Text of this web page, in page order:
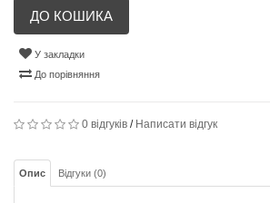
ДО КОШИКА
У закладки
До порівняння
0 відгуків / Написати відгук
Опис Відгуки (0)